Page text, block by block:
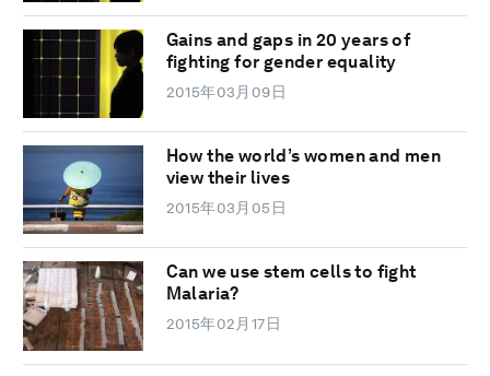
Gains and gaps in 20 years of
fighting for gender equality
2015年03月09日
How the world’s women and men
view their lives
2015年03月05日
Can we use stem cells to fight
Malaria?
2015年02月17日